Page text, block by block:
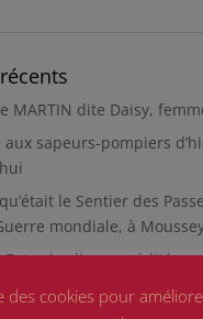
MARTIN dite Daisy,
aux sapeurs-pompiers
qu’était le Sentier des
mondiale, à
Entre les lignes » éditée
des cookies pour